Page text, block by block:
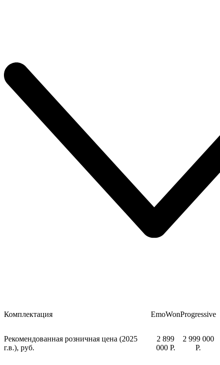
Комплектация EmoWonProgressive
Рекомендованная розничная цена (2025
г.в.), руб.
2 899
000 P.
2 999 000
P.